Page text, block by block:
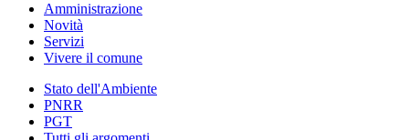
Amministrazione
Novità
Servizi
Vivere il comune
Stato dell'Ambiente
PNRR
PGT